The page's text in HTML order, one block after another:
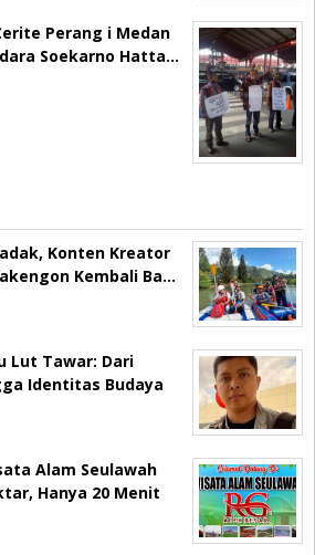
Perang i Medan
Soekarno Hatta…
Konten Kreator
Kembali Ba…
Lut Tawar: Dari
Identitas Budaya
Alam Seulawah
Hanya 20 Menit